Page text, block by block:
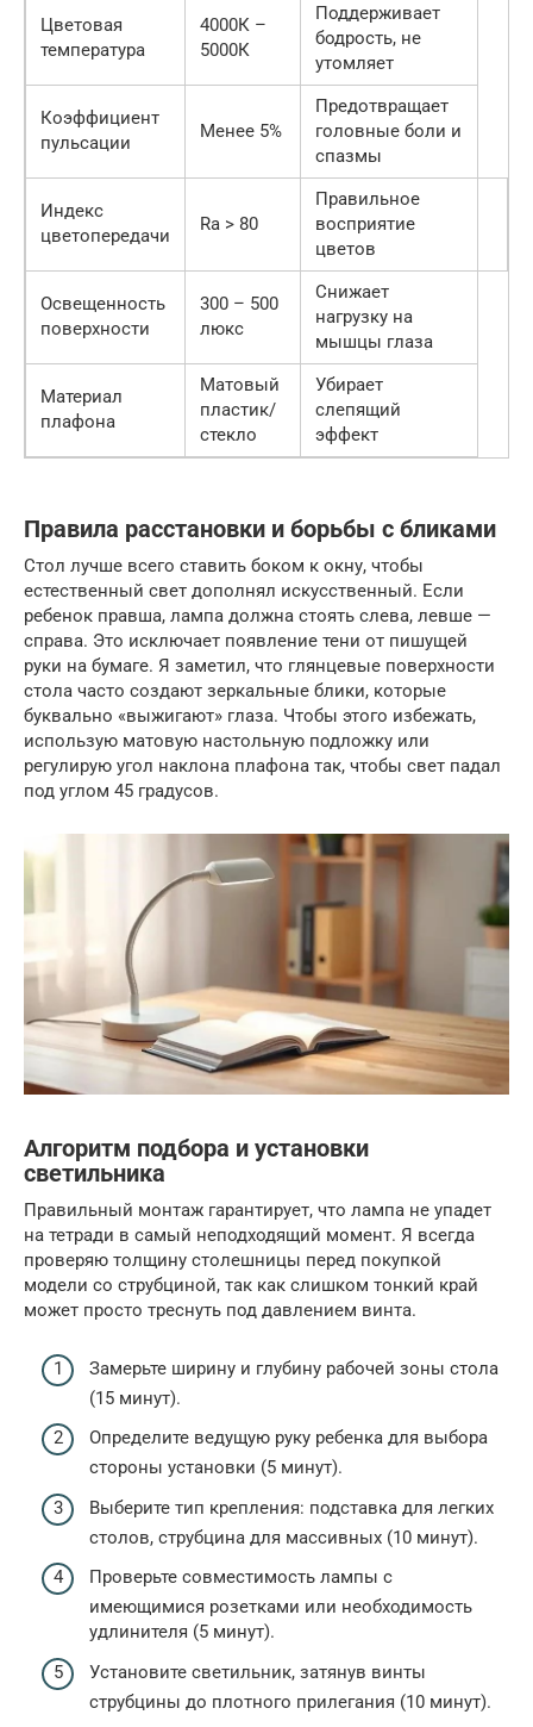
Цветовая
температура
4000К –
5000К
Поддерживает
бодрость, не
утомляет
Коэффициент
пульсации
Менее 5%
Предотвращает
головные боли и
спазмы
Индекс
цветопередачи
Ra > 80
Правильное
восприятие
цветов
Освещенность
поверхности
300 – 500
люкс
Снижает
нагрузку на
мышцы глаза
Материал
плафона
Матовый
пластик/
стекло
Убирает
слепящий
эффект
Правила расстановки и борьбы с бликами
Стол лучше всего ставить боком к окну, чтобы
естественный свет дополнял искусственный. Если
ребенок правша, лампа должна стоять слева, левше —
справа. Это исключает появление тени от пишущей
руки на бумаге. Я заметил, что глянцевые поверхности
стола часто создают зеркальные блики, которые
буквально «выжигают» глаза. Чтобы этого избежать,
использую матовую настольную подложку или
регулирую угол наклона плафона так, чтобы свет падал
под углом 45 градусов.
Алгоритм подбора и установки
светильника
Правильный монтаж гарантирует, что лампа не упадет
на тетради в самый неподходящий момент. Я всегда
проверяю толщину столешницы перед покупкой
модели со струбциной, так как слишком тонкий край
может просто треснуть под давлением винта.
Замерьте ширину и глубину рабочей зоны стола
(15 минут).
Определите ведущую руку ребенка для выбора
стороны установки (5 минут).
Выберите тип крепления: подставка для легких
столов, струбцина для массивных (10 минут).
Проверьте совместимость лампы с
имеющимися розетками или необходимость
удлинителя (5 минут).
Установите светильник, затянув винты
струбцины до плотного прилегания (10 минут).